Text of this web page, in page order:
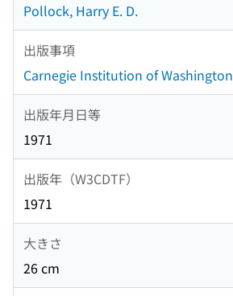
Pollock, Harry E. D.
出版事項
Carnegie Institution of Washington
出版年月日等
1971
出版年（W3CDTF）
1971
大きさ
26 cm